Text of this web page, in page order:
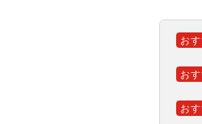
お
お
お